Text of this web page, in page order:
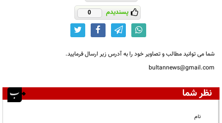
پسندیدم 0
شما می توانید مطالب و تصاویر خود را به آدرس زیر ارسال فرمایید.
bultannews@gmail.com
نظر شما
نام